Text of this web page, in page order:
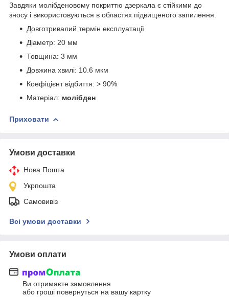
Завдяки молібденовому покриттю дзеркала є стійкими до
зносу і використовуються в областях підвищеного запилення.
Довготривалий термін експлуатації
Діаметр: 20 мм
Товщина: 3 мм
Довжина хвилі: 10.6 мкм
Коефіцієнт відбиття: > 90%
Матеріал: молібден
Приховати
Умови доставки
Нова Пошта
Укрпошта
Самовивіз
Всі умови доставки
Умови оплати
Ви отримаєте замовлення
або гроші повернуться на вашу картку